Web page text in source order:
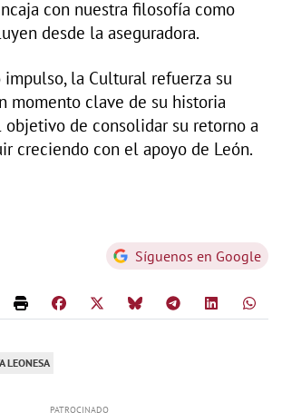
con nuestra filosofía como
desde la aseguradora.
impulso, la Cultural refuerza su
momento clave de su historia
de consolidar su retorno a
creciendo con el apoyo de León.
Síguenos en Google
LEONESA